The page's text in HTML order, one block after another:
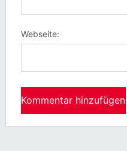
Webseite: